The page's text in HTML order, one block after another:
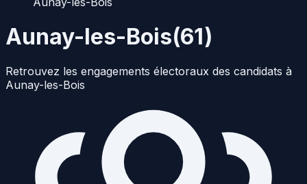
Aunay-les-Bois(61)
Retrouvez les engagements électoraux des candidats à
Aunay-les-Bois